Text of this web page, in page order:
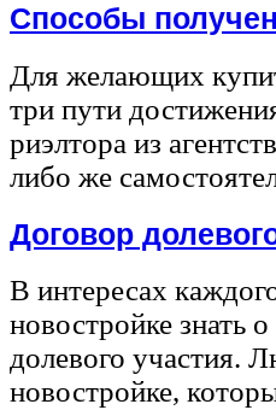
Способы
Для желающих
три пути
риэлтора из
либо же
Договор
В интересах
новостройке знать
долевого участия.
новостройке,